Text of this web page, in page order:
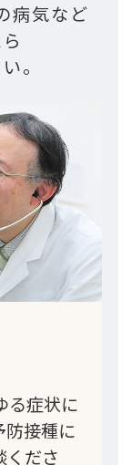
病気など
。
る症状に
防接種に
くださ